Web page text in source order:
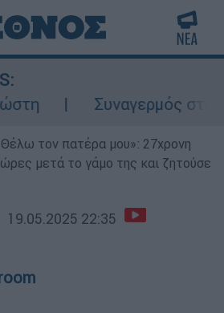
Συναγερμός στην
τον πατέρα μου»: 27χρονη
μετά το γάμο της και ζητούσε
19.05.2025 22:35